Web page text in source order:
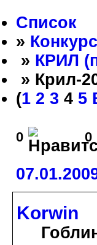
Список
»
» КРИЛ
» Крил-
(1 2 3 4 5
0 0
Korwin